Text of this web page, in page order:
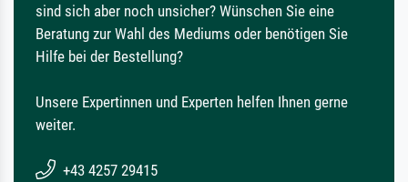
sind sich aber noch unsicher? Wünschen Sie eine
Beratung zur Wahl des Mediums oder benötigen Sie
Hilfe bei der Bestellung?
Unsere Expertinnen und Experten helfen Ihnen gerne
weiter.
+43 4257 29415